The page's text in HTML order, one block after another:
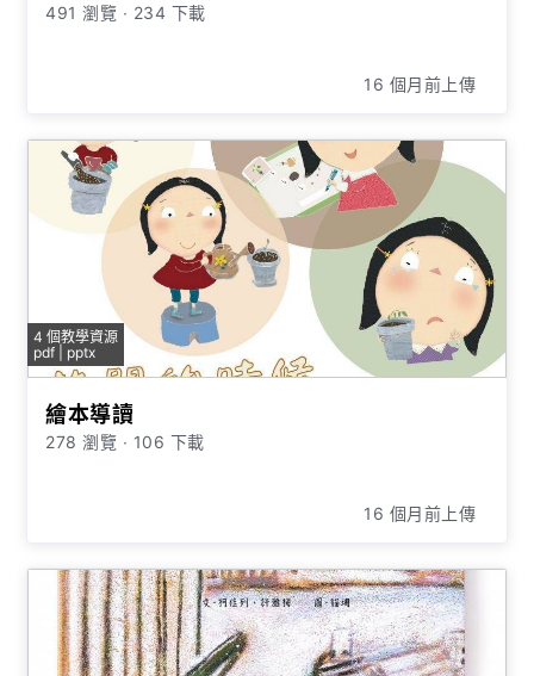
491 瀏覽 ∙ 234 下載
16 個月前上傳
4 個教學資源
pdf | pptx
繪本導讀
278 瀏覽 ∙ 106 下載
16 個月前上傳